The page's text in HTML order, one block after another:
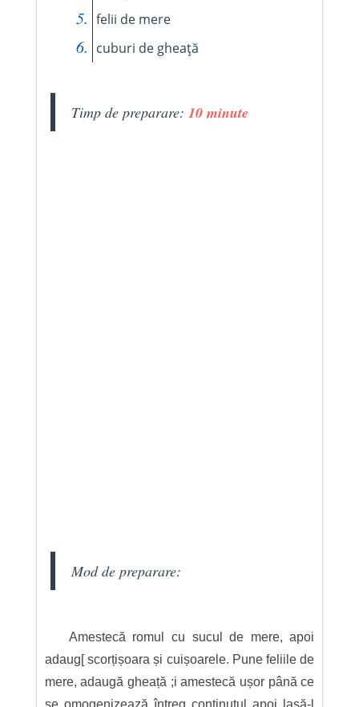
felii de mere
cuburi de gheață
Timp de preparare: 10 minute
Mod de preparare:
Amestecă romul cu sucul de mere, apoi
adaug[ scorțișoara și cuișoarele. Pune feliile de
mere, adaugă gheață ;i amestecă ușor până ce
se omogenizează întreg conținutul apoi lasă-l